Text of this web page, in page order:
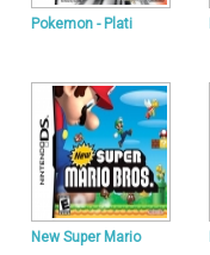
Pokemon - Plati
New Super Mario